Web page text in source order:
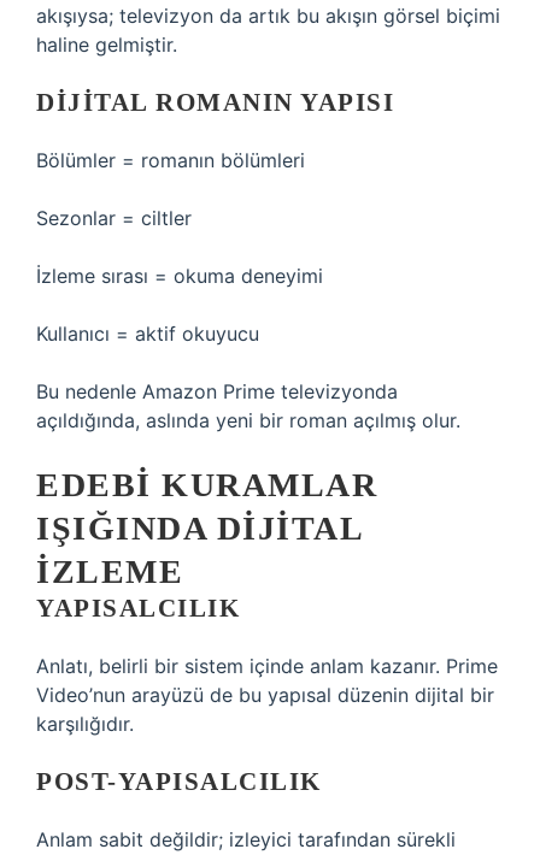
akışıysa; televizyon da artık bu akışın görsel biçimi
haline gelmiştir.
DIJITAL ROMANIN YAPISI
Bölümler = romanın bölümleri
Sezonlar = ciltler
İzleme sırası = okuma deneyimi
Kullanıcı = aktif okuyucu
Bu nedenle Amazon Prime televizyonda
açıldığında, aslında yeni bir roman açılmış olur.
EDEBI KURAMLAR
IŞIĞINDA DIJITAL
İZLEME
YAPISALCILIK
Anlatı, belirli bir sistem içinde anlam kazanır. Prime
Video’nun arayüzü de bu yapısal düzenin dijital bir
karşılığıdır.
POST-YAPISALCILIK
Anlam sabit değildir; izleyici tarafından sürekli